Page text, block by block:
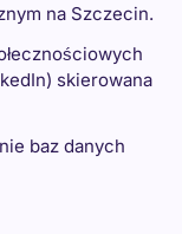
na Szczecin.
skierowana
baz danych